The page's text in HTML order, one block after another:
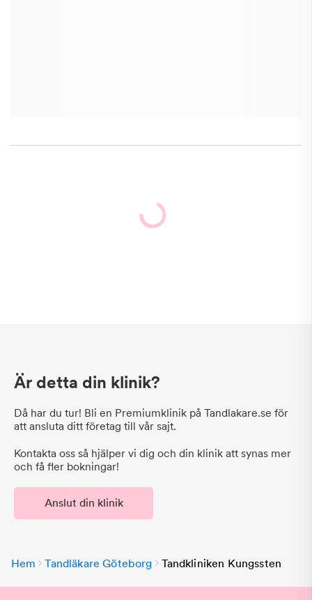
Är detta din klinik?
Då har du tur! Bli en Premiumklinik på Tandlakare.se för
att ansluta ditt företag till vår sajt.
Kontakta oss så hjälper vi dig och din klinik att synas mer
och få fler bokningar!
Anslut din klinik
Hem Tandläkare Göteborg Tandkliniken Kungssten